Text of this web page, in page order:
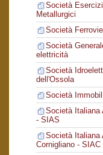
Società
Metallurgici
Società
Società
elettricità
Società
dell'Ossola
Società
Società Italiana
- SIAS
Società Italiana
Cornigliano - SIAC